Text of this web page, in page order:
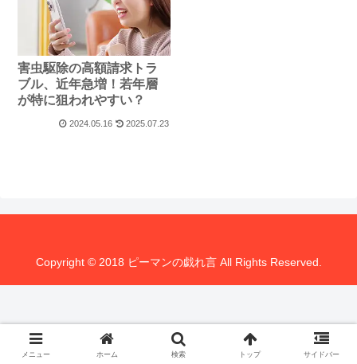
害虫駆除の高額請求トラ
ブル、近年急増！若年層
が特に狙われやすい？
2024.05.16 2025.07.23
Copyright © 2018 ピーマンの戯れ言 All Rights Reserved.
メニュー ホーム 検索 トップ サイドバー